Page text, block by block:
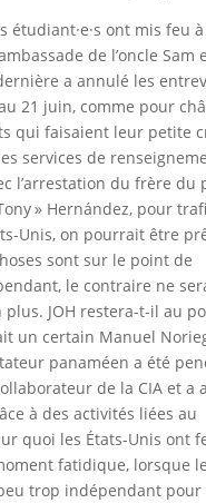
étudiant·e·s ont mis feu
de l’oncle Sam
a annulé les
21 juin, comme pour
qui faisaient leur petite
services de
l’arrestation du frère du
» Hernández, pour
Unis, on pourrait être
sont sur le point de
le contraire ne
JOH restera-t-il au
un certain Manuel
panaméen a été
de la CIA et a
à des activités liées au
quoi les États-Unis ont
fatidique, lorsque
trop indépendant pour